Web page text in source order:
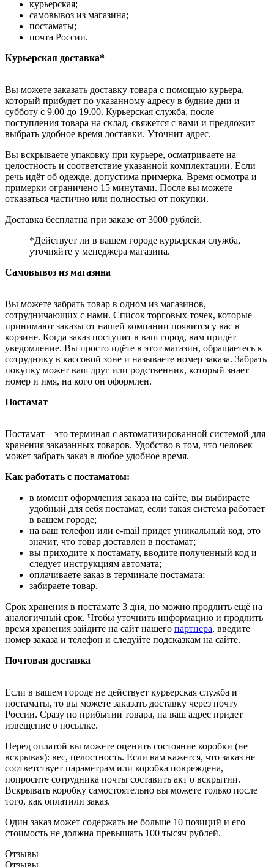
курьерская;
самовывоз из магазина;
постаматы;
почта России.
Курьерская доставка*
Вы можете заказать доставку товара с помощью курьера,
который прибудет по указанному адресу в будние дни и
субботу с 9.00 до 19.00. Курьерская служба, после
поступления товара на склад, свяжется с вами и предложит
выбрать удобное время доставки. Уточнит адрес.
Вы вскрываете упаковку при курьере, осматриваете на
целостность и соответствие указанной комплектации. Если
речь идёт об одежде, допустима примерка. Время осмотра и
примерки ограничено 15 минутами. После вы можете
отказаться частично или полностью от покупки.
Доставка бесплатна при заказе от 3000 рублей.
*Действует ли в вашем городе курьерская служба,
уточняйте у менеджера магазина.
Самовывоз из магазина
Вы можете забрать товар в одном из магазинов,
сотрудничающих с нами. Список торговых точек, которые
принимают заказы от нашей компании появится у вас в
корзине. Когда заказ поступит в ваш город, вам придёт
уведомление. Вы просто идёте в этот магазин, обращаетесь к
сотруднику в кассовой зоне и называете номер заказа. Забрать
покупку может ваш друг или родственник, который знает
номер и имя, на кого он оформлен.
Постамат
Постамат – это терминал с автоматизированной системой для
хранения заказанных товаров. Удобство в том, что человек
может забрать заказ в любое удобное время.
Как работать с постаматом:
в момент оформления заказа на сайте, вы выбираете
удобный для себя постамат, если такая система работает
в вашем городе;
на ваш телефон или e-mail придет уникальный код, это
значит, что товар доставлен в постамат;
вы приходите к постамату, вводите полученный код и
следует инструкциям автомата;
оплачиваете заказ в терминале постамата;
забираете товар.
Срок хранения в постамате 3 дня, но можно продлить ещё на
аналогичный срок. Чтобы уточнить информацию и продлить
время хранения зайдите на сайт нашего партнера, введите
номер заказа и телефон и следуйте подсказкам на сайте.
Почтовая доставка
Если в вашем городе не действует курьерская служба и
постаматы, то вы можете заказать доставку через почту
России. Сразу по прибытии товара, на ваш адрес придет
извещение о посылке.
Перед оплатой вы можете оценить состояние коробки (не
вскрывая): вес, целостность. Если вам кажется, что заказ не
соответствует параметрам или коробка повреждена,
попросите сотрудника почты составить акт о вскрытии.
Вскрывать коробку самостоятельно вы можете только после
того, как оплатили заказ.
Один заказ может содержать не больше 10 позиций и его
стоимость не должна превышать 100 тысяч рублей.
Отзывы